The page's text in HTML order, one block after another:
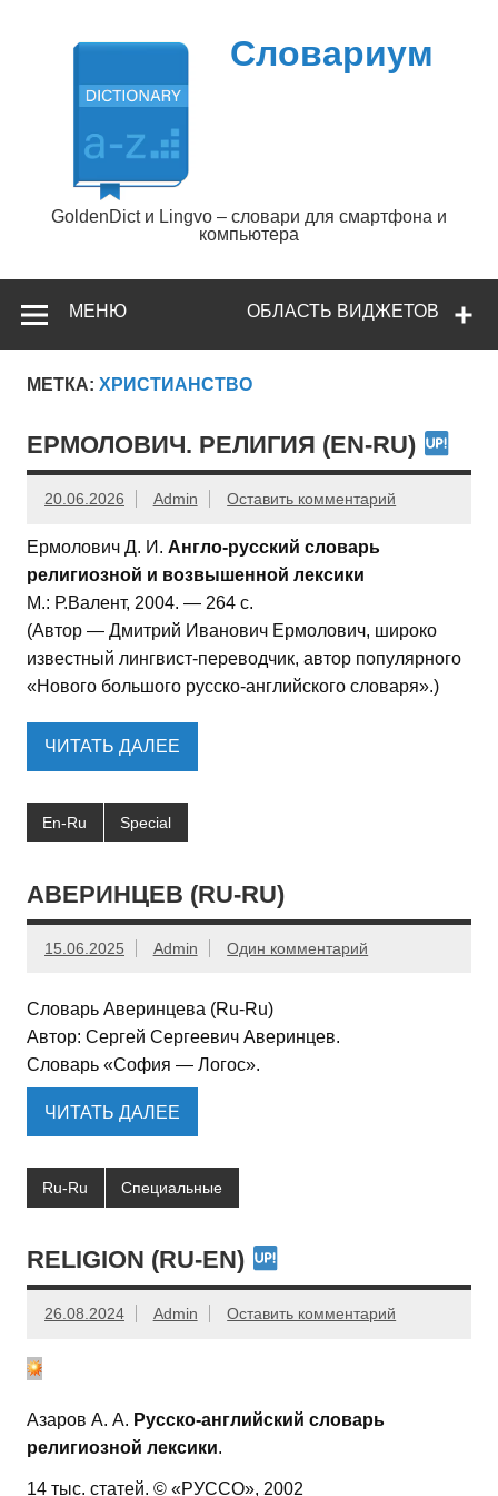
содержимому
Словариум
GoldenDict и Lingvo – словари для смартфона и
компьютера
ОБЛАСТЬ ВИДЖЕТОВ
МЕНЮ
МЕТКА: ХРИСТИАНСТВО
ЕРМОЛОВИЧ. РЕЛИГИЯ (EN-RU)
20.06.2026 Admin Оставить комментарий
Ермолович Д. И. Англо-русский словарь
религиозной и возвышенной лексики
М.: Р.Валент, 2004. — 264 с.
(Автор — Дмитрий Иванович Ермолович, широко
известный лингвист-переводчик, автор популярного
«Нового большого русско-английского словаря».)
ЧИТАТЬ ДАЛЕЕ
En-Ru Special
АВЕРИНЦЕВ (RU-RU)
15.06.2025 Admin Один комментарий
Словарь Аверинцева (Ru-Ru)
Автор: Сергей Сергеевич Аверинцев.
Cловарь «София — Логос».
ЧИТАТЬ ДАЛЕЕ
Ru-Ru Специальные
RELIGION (RU-EN)
26.08.2024 Admin Оставить комментарий
Азаров А. А. Русско-английский словарь
религиозной лексики.
14 тыс. статей. © «РУССО», 2002